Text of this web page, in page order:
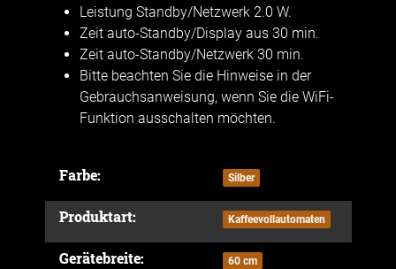
Leistung Standby/Netzwerk 2.0 W.
Zeit auto-Standby/Display aus 30 min.
Zeit auto-Standby/Netzwerk 30 min.
Bitte beachten Sie die Hinweise in der
Gebrauchsanweisung, wenn Sie die WiFi-
Funktion ausschalten möchten.
Produkteigenschaft
Wert
Farbe: Silber
Produktart: Kaffeevollautomaten
Gerätebreite: 60 cm